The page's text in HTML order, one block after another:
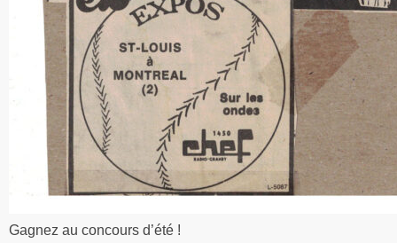
Gagnez au concours d’été !